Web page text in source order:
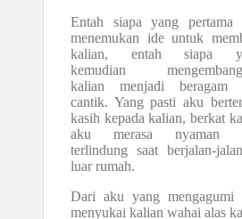
Entah siapa yang pertama
menemukan ide untuk
kalian, entah siapa
kemudian
kalian menjadi beragam
cantik. Yang pasti aku
kasih kepada kalian, berkat
aku merasa nyaman
terlindung saat berjalan-
luar rumah.
Dari aku yang mengagumi
menyukai kalian wahai alas